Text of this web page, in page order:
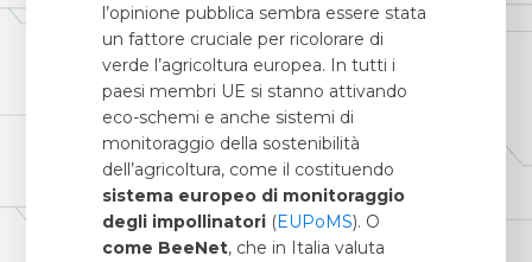
l’opinione pubblica sembra essere stata
un fattore cruciale per ricolorare di
verde l’agricoltura europea. In tutti i
paesi membri UE si stanno attivando
eco-schemi e anche sistemi di
monitoraggio della sostenibilità
dell’agricoltura, come il costituendo
sistema europeo di monitoraggio
degli impollinatori (EUPoMS). O
come BeeNet, che in Italia valuta